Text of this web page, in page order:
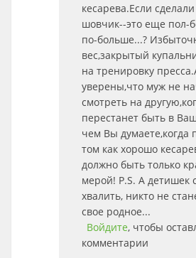
кесарева.Если
шовчик--это еще пол-
по-больше...?
вес,закрытый
на тренировку
уверены,что муж не
смотреть на
перестанет быть в
чем Вы думаете,когда
том как хорошо
должно быть только
мерой! P.S. А детишек
хвалить, никто не
свое родное...
Войдите, чтобы
комментарии